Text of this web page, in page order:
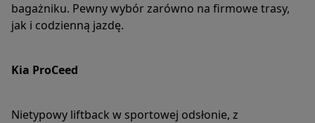
bagażniku. Pewny wybór zarówno na firmowe trasy,
jak i codzienną jazdę.
Kia ProCeed
Nietypowy liftback w sportowej odsłonie, z